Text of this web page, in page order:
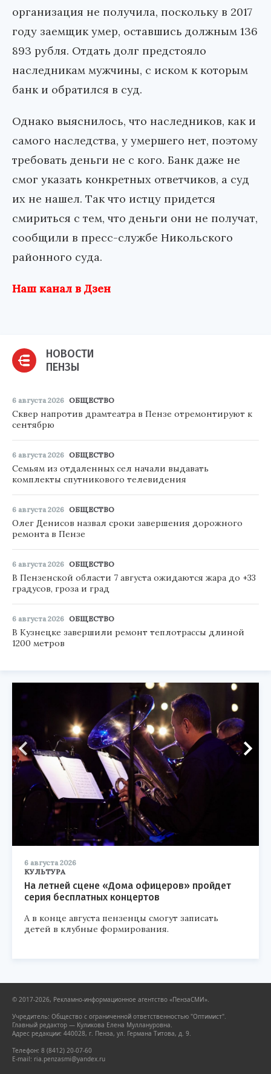
организация не получила, поскольку в 2017
году заемщик умер, оставшись должным 136
893 рубля. Отдать долг предстояло
наследникам мужчины, с иском к которым
банк и обратился в суд.
Однако выяснилось, что наследников, как и
самого наследства, у умершего нет, поэтому
требовать деньги не с кого. Банк даже не
смог указать конкретных ответчиков, а суд
их не нашел. Так что истцу придется
смириться с тем, что деньги они не получат,
сообщили в пресс-службе Никольского
районного суда.
Наш канал в Дзен
НОВОСТИ
ПЕНЗЫ
6 августа 2026 ОБЩЕСТВО
Сквер напротив драмтеатра в Пензе отремонтируют к
сентябрю
6 августа 2026 ОБЩЕСТВО
Семьям из отдаленных сел начали выдавать
комплекты спутникового телевидения
6 августа 2026 ОБЩЕСТВО
Олег Денисов назвал сроки завершения дорожного
ремонта в Пензе
6 августа 2026 ОБЩЕСТВО
В Пензенской области 7 августа ожидаются жара до +33
градусов, гроза и град
6 августа 2026 ОБЩЕСТВО
В Кузнецке завершили ремонт теплотрассы длиной
1200 метров
6 августа 2026
КУЛЬТУРА
На летней сцене «Дома офицеров» пройдет
серия бесплатных концертов
А в конце августа пензенцы смогут записать
детей в клубные формирования.
© 2017-2026, Рекламно-информационное агентство «ПензаСМИ».
Учредитель: Общество с ограниченной ответственностью "Оптимист".
Главный редактор — Куликова Елена Муллануровна.
Адрес редакции: 440028, г. Пенза, ул. Германа Титова, д. 9.
Телефон: 8 (8412) 20-07-60
E-mail: ria.penzasmi@yandex.ru